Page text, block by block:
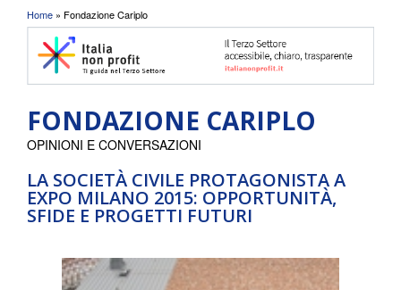
Tu sei qui
Home » Fondazione Cariplo
FONDAZIONE CARIPLO
LA SOCIETÀ CIVILE PROTAGONISTA A
EXPO MILANO 2015: OPPORTUNITÀ,
SFIDE E PROGETTI FUTURI
OPINIONI E CONVERSAZIONI